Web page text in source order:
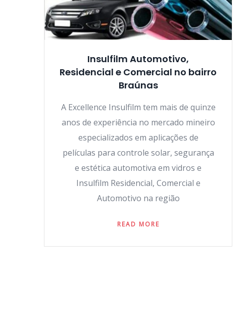
Insulfilm Automotivo,
Residencial e Comercial no bairro
Braúnas
A Excellence Insulfilm tem mais de quinze
anos de experiência no mercado mineiro
especializados em aplicações de
películas para controle solar, segurança
e estética automotiva em vidros e
Insulfilm Residencial, Comercial e
Automotivo na região
READ MORE